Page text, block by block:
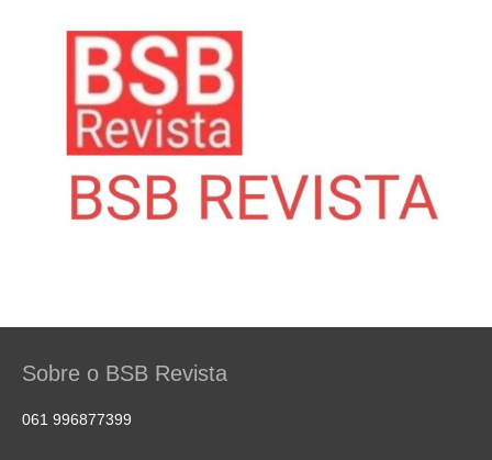
Sobre o BSB Revista
061 996877399